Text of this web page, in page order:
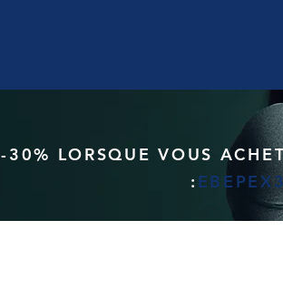
-30% LORSQUE VOUS
: